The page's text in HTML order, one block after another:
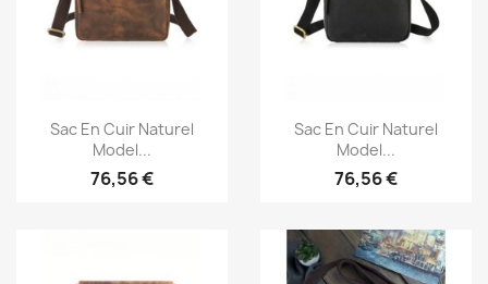
Aperçu rapide
Sac En Cuir Naturel
Model...
76,56 €
Aperçu rapide
Sac En Cuir Naturel
Model...
76,56 €